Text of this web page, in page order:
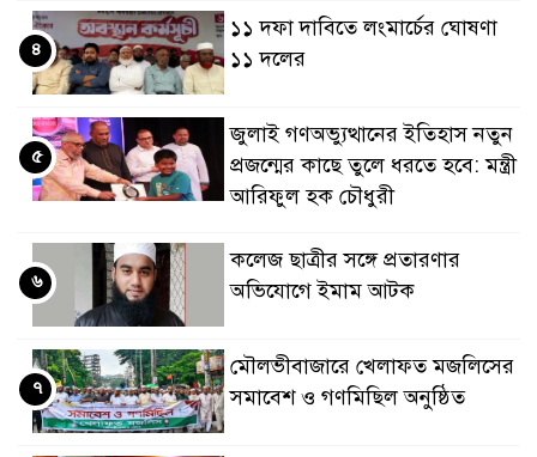
১১ দফা দাবিতে লংমার্চের ঘোষণা
১১ দলের
৪
জুলাই গণঅভ্যুত্থানের ইতিহাস নতুন
প্রজন্মের কাছে তুলে ধরতে হবে: মন্ত্রী
আরিফুল হক চৌধুরী
৫
কলেজ ছাত্রীর সঙ্গে প্রতারণার
অভিযোগে ইমাম আটক
৬
মৌলভীবাজারে খেলাফত মজলিসের
সমাবেশ ও গণমিছিল অনুষ্ঠিত
৭